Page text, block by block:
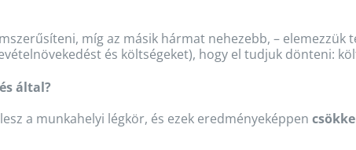
míg az másik hármat nehezebb, – elemezzük
és költségeket), hogy el tudjuk dönteni:
által?
a munkahelyi légkör, és ezek eredményeképpen